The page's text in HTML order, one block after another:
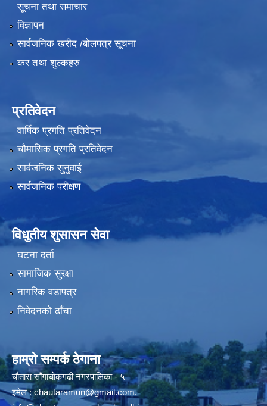
सूचना तथा समाचार
विज्ञापन
सार्वजनिक खरीद /बोलपत्र सूचना
कर तथा शुल्कहरु
प्रतिवेदन
वार्षिक प्रगति प्रतिवेदन
चौमासिक प्रगति प्रतिवेदन
सार्वजनिक सुनुवाई
सार्वजनिक परीक्षण
विधुतीय शुसासन सेवा
घटना दर्ता
सामाजिक सुरक्षा
नागरिक वडापत्र
निवेदनको ढाँचा
हाम्रो सम्पर्क ठेगाना
चौतारा साँगाचोकगढी नगरपालिका - ५
इमेल :chautaramun@gmail.com,